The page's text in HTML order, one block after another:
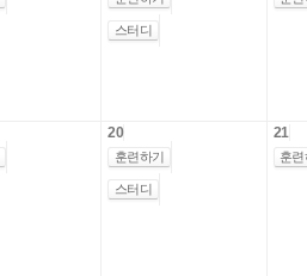
스터디
20
훈련하기
스터디
21
훈련